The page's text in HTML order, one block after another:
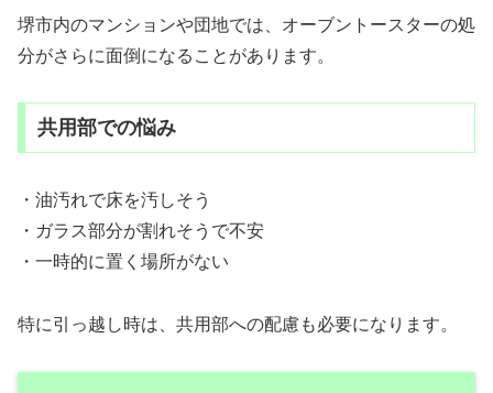
堺市内のマンションや団地では、オーブントースターの処
分がさらに面倒になることがあります。
共用部での悩み
・油汚れで床を汚しそう
・ガラス部分が割れそうで不安
・一時的に置く場所がない
特に引っ越し時は、共用部への配慮も必要になります。